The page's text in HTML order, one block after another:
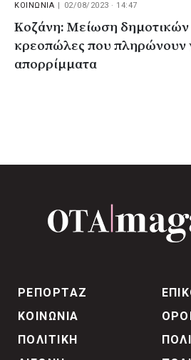
ΚΟΙΝΩΝΙΑ 02/08/2023 · 14:47
Kοζάνη: Μείωση δημοτικών
κρεοπώλες που πληρώνουν
απορρίμματα
ΡΕΠΟΡΤΑΖ
ΚΟΙΝΩΝΙΑ
ΠΟΛΙΤΙΚΗ